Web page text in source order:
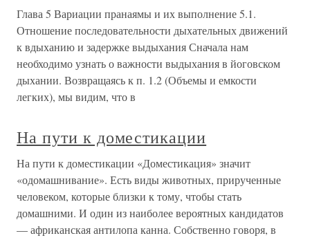
Глава 5 Вариации пранаямы и их выполнение 5.1.
Отношение последовательности дыхательных движений
к вдыханию и задержке выдыхания Сначала нам
необходимо узнать о важности выдыхания в йоговском
дыхании. Возвращаясь к п. 1.2 (Объемы и емкости
легких), мы видим, что в
На пути к доместикации
На пути к доместикации «Доместикация» значит
«одомашнивание». Есть виды животных, прирученные
человеком, которые близки к тому, чтобы стать
домашними. И один из наиболее вероятных кандидатов
— африканская антилопа канна. Собственно говоря, в